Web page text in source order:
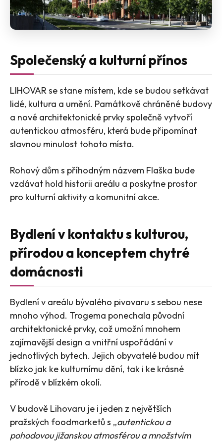
Společenský a kulturní přínos
LIHOVAR se stane místem, kde se budou setkávat
lidé, kultura a umění. Památkově chráněné budovy
a nové architektonické prvky společně vytvoří
autentickou atmosféru, která bude připomínat
slavnou minulost tohoto místa.
Rohový dům s příhodným názvem Flaška bude
vzdávat hold historii areálu a poskytne prostor
pro kulturní aktivity a komunitní akce​​.
Bydlení v kontaktu s kulturou,
přírodou a konceptem chytré
domácnosti
Bydlení v areálu bývalého pivovaru s sebou nese
mnoho výhod. Trogema ponechala původní
architektonické prvky, což umožní mnohem
zajímavější design a vnitřní uspořádání v
jednotlivých bytech. Jejich obyvatelé budou mít
blízko jak ke kulturnímu dění, tak i ke krásné
přírodě v blízkém okolí.
V budově Lihovaru je i jeden z největších
pražských foodmarketů s „autentickou a
pohodovou jižanskou atmosférou a množstvím